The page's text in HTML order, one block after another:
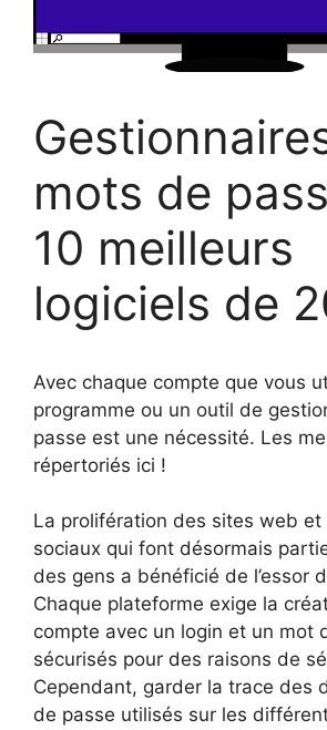
mots de
10 meilleurs
logiciels de
Avec chaque compte que vous
programme ou un outil de
passe est une nécessité. Les
répertoriés ici !
La prolifération des sites web et
sociaux qui font désormais
des gens a bénéficié de l’essor
Chaque plateforme exige la
compte avec un login et un mot
sécurisés pour des raisons de
Cependant, garder la trace des
de passe utilisés sur les